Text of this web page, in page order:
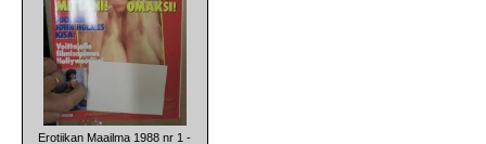
Erotiikan Maailma 1988 nr 1 -